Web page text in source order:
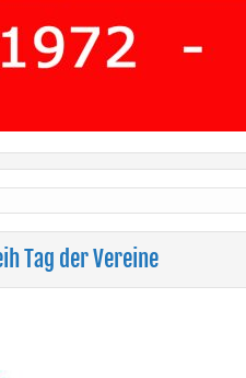
Tag der Vereine